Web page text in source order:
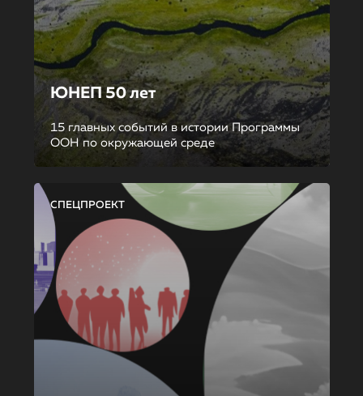
ЮНЕП 50 лет
15 главных событий в истории Программы
ООН по окружающей среде
СПЕЦПРОЕКТ